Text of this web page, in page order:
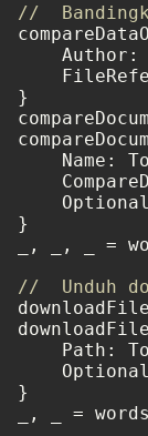
//
Author:
}
Name:
}
_, _, _ =
//  Unduh
Path:
}